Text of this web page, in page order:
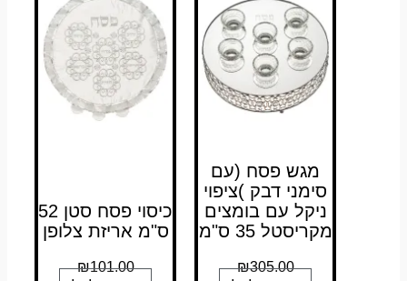
מגש פסח (עם
סימני דבק )ציפוי
ניקל עם בומצים
מקריסטל 35 ס"מ
₪305.00
כיסוי פסח סטן 52
ס"מ אריזת צלופן
₪101.00